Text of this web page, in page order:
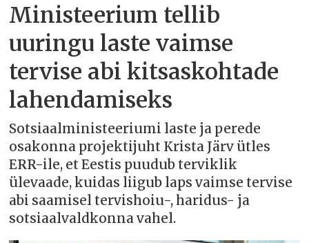
Ministeerium tellib
uuringu laste vaimse
tervise abi kitsaskohtade
lahendamiseks
Sotsiaalministeeriumi laste ja perede
osakonna projektijuht Krista Järv ütles
ERR-ile, et Eestis puudub terviklik
ülevaade, kuidas liigub laps vaimse tervise
abi saamisel tervishoiu-, haridus- ja
sotsiaalvaldkonna vahel.